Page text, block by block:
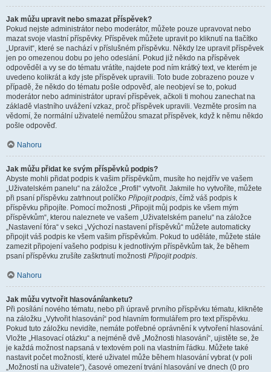
Jak můžu upravit nebo smazat příspěvek?
Pokud nejste administrátor nebo moderátor, můžete pouze upravovat nebo
mazat svoje vlastní příspěvky. Příspěvek můžete upravit po kliknutí na tlačítko
„Upravit“, které se nachází v příslušném příspěvku. Někdy lze upravit příspěvek
jen po omezenou dobu po jeho odeslání. Pokud již někdo na příspěvek
odpověděl a vy se do tématu vrátíte, najdete pod ním krátký text, ve kterém je
uvedeno kolikrát a kdy jste příspěvek upravili. Toto bude zobrazeno pouze v
případě, že někdo do tématu pošle odpověď, ale neobjeví se to, pokud
moderátor nebo administrátor upraví příspěvek, ačkoli ti mohou zanechat na
základě vlastního uvážení vzkaz, proč příspěvek upravili. Vezměte prosím na
vědomí, že normální uživatelé nemůžou smazat příspěvek, když k němu někdo
pošle odpověď.
Nahoru
Jak můžu přidat ke svým příspěvků podpis?
Abyste mohli přidat podpis k vašim příspěvkům, musíte ho nejdřív ve vašem
„Uživatelském panelu“ na záložce „Profil“ vytvořit. Jakmile ho vytvoříte, můžete
při psaní příspěvku zatrhnout políčko Připojit podpis, čímž váš podpis k
příspěvku připojíte. Pomocí možnosti „Připojit můj podpis ke všem mým
příspěvkům“, kterou naleznete ve vašem „Uživatelském panelu“ na záložce
„Nastavení fóra“ v sekci „Výchozí nastavení příspěvků“ můžete automaticky
připojit váš podpis ke všem vašim příspěvkům. Pokud to uděláte, můžete stále
zamezit připojení vašeho podpisu k jednotlivým příspěvkům tak, že během
psaní příspěvku zrušíte zaškrtnutí možnosti Připojit podpis.
Nahoru
Jak můžu vytvořit hlasování/anketu?
Při posílání nového tématu, nebo při úpravě prvního příspěvku tématu, klikněte
na záložku „Vytvořit hlasování“ pod hlavním formulářem pro text příspěvku.
Pokud tuto záložku nevidíte, nemáte potřebné oprávnění k vytvoření hlasování.
Vložte „Hlasovací otázku“ a nejméně dvě „Možnosti hlasování“, ujistěte se, že
je každá možnost napsaná v textovém poli na vlastním řádku. Můžete také
nastavit počet možností, které uživatel může během hlasování vybrat (v poli
„Možností na uživatele“), časové omezení trvání hlasování ve dnech (0 pro